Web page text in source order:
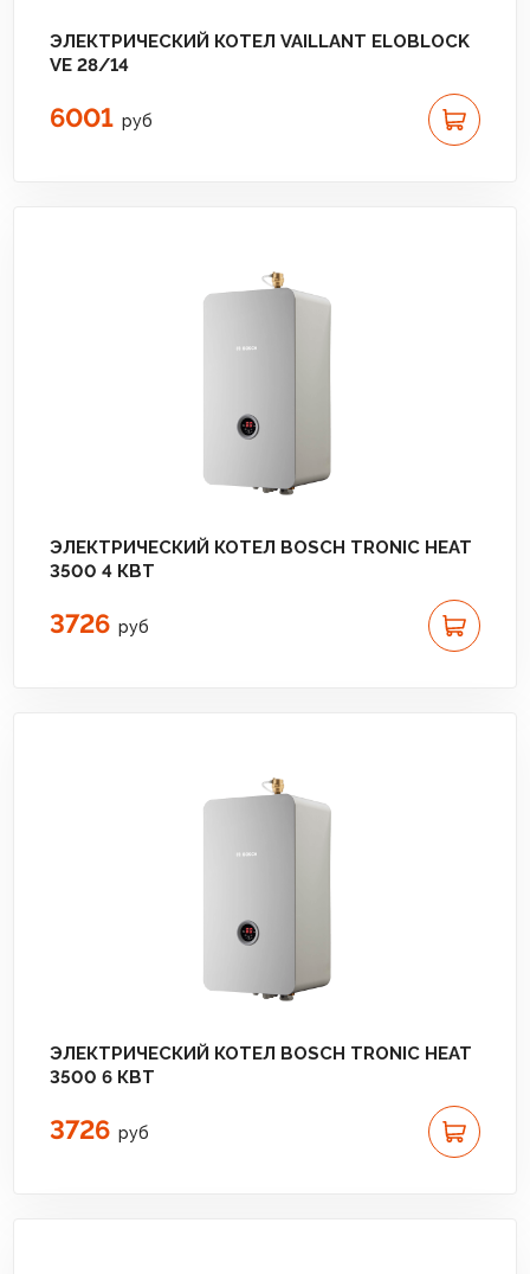
ЭЛЕКТРИЧЕСКИЙ КОТЕЛ VAILLANT ELOBLOCK
VE 28/14
6001 руб
ЭЛЕКТРИЧЕСКИЙ КОТЕЛ BOSCH TRONIC HEAT
3500 4 КВТ
3726 руб
ЭЛЕКТРИЧЕСКИЙ КОТЕЛ BOSCH TRONIC HEAT
3500 6 КВТ
3726 руб